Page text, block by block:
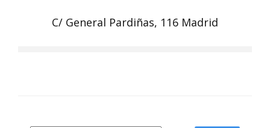
C/ General Pardiñas, 116 Madrid